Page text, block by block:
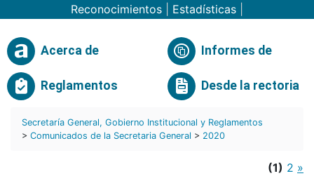
Reconocimientos
Estadísticas
Acerca de Informes de
Reglamentos Desde la rectoria
Secretaría General, Gobierno Institucional y Reglamentos
> Comunicados de la Secretaria General > 2020
(1) 2 »